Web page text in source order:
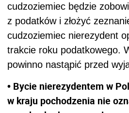
cudzoziemiec będzie
z podatków i złożyć
cudzoziemiec nierezydent
trakcie roku podatkowego.
powinno nastąpić przed
• Bycie nierezydentem w
w kraju pochodzenia nie